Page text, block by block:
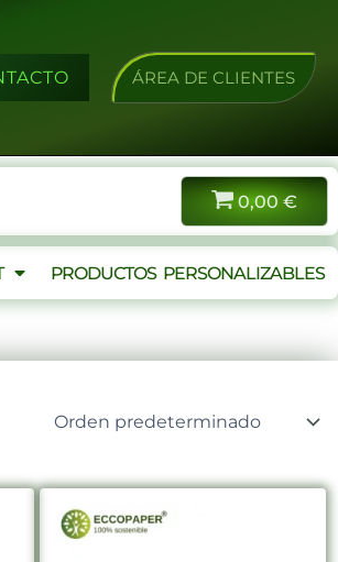
ÁREA DE CLIENTES
0,00 €
PRODUCTOS PERSONALIZABLES